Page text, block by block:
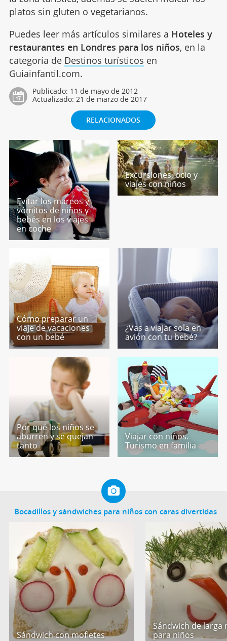
platos sin gluten o vegetarianos.
Puedes leer más artículos similares a Hoteles y
restaurantes en Londres para los niños, en la
categoría de Destinos turísticos en
Guiainfantil.com.
Publicado: 11 de mayo de 2012
Actualizado: 21 de marzo de 2017
RELACIONADOS
Evitar los mareos y
vómitos de niños y
bebés en los viajes
en coche
Excursiones, ocio y
viajes con niños
Cómo preparar un
viaje de vacaciones
con un bebé
¿Vas a viajar sola en
avión con tu bebé?
Por qué los niños se
aburren y se quejan
tanto
Viajar con niños.
Turismo en familia
Bocadillos y sándwiches para niños con caras divertidas
Sándwich con mofletes
Sándwich de larga
para niños